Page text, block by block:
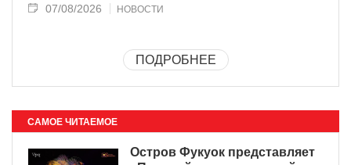
07/08/2026 НОВОСТИ
ПОДРОБНЕЕ
САМОЕ ЧИТАЕМОЕ
Остров Фукуок представляет